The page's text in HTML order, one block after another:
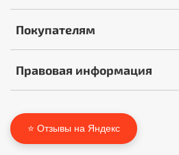
Покупателям
Правовая информация
⭐ Отзывы на Яндекс